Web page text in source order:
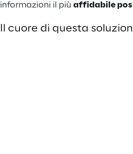
informazioni il più affidabile
Il cuore di questa